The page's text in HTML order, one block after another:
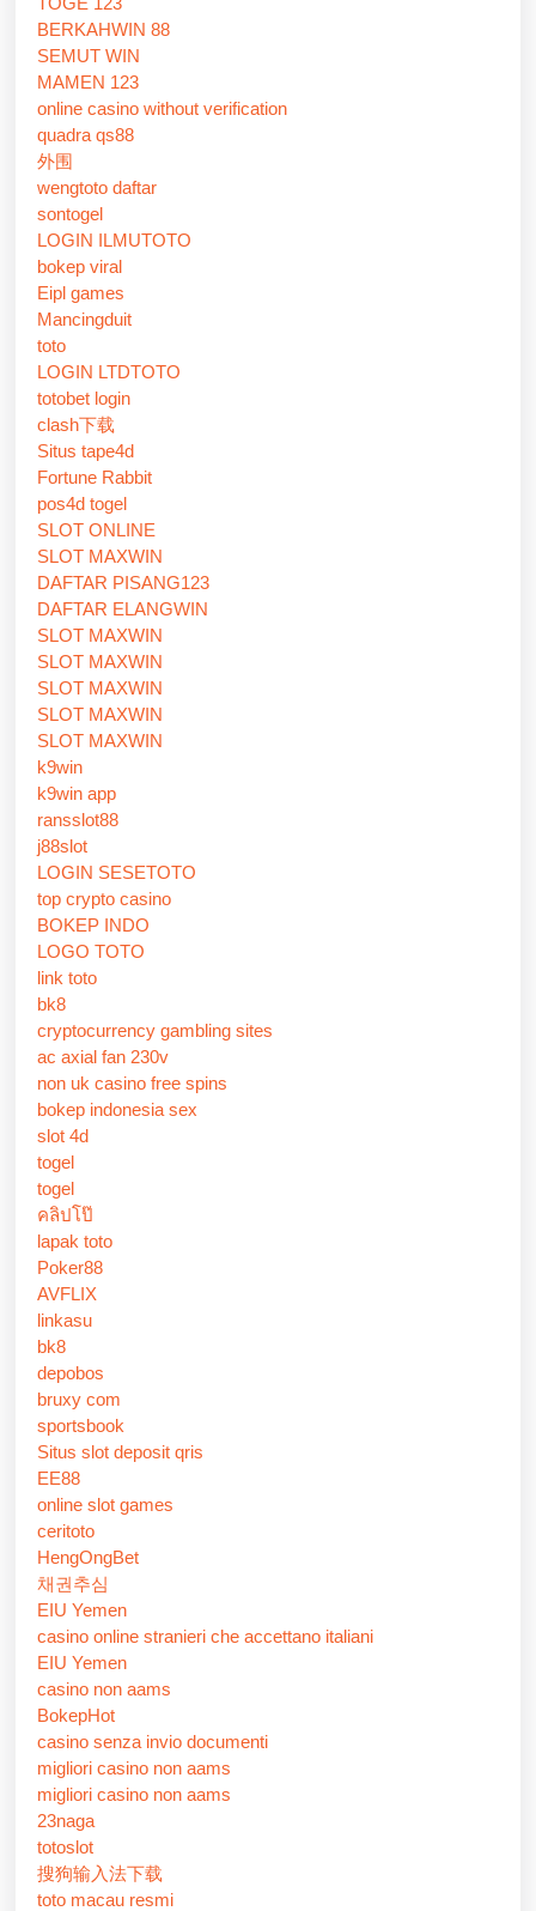
BERKAHWIN 88
SEMUT WIN
MAMEN 123
online casino without verification
quadra qs88
外围
wengtoto daftar
sontogel
LOGIN ILMUTOTO
bokep viral
Eipl games
Mancingduit
toto
LOGIN LTDTOTO
totobet login
clash下载
Situs tape4d
Fortune Rabbit
pos4d togel
SLOT ONLINE
SLOT MAXWIN
DAFTAR PISANG123
DAFTAR ELANGWIN
SLOT MAXWIN
SLOT MAXWIN
SLOT MAXWIN
SLOT MAXWIN
SLOT MAXWIN
k9win
k9win app
ransslot88
j88slot
LOGIN SESETOTO
top crypto casino
BOKEP INDO
LOGO TOTO
link toto
bk8
cryptocurrency gambling sites
ac axial fan 230v
non uk casino free spins
bokep indonesia sex
slot 4d
togel
togel
คลิปโป๊
lapak toto
Poker88
AVFLIX
linkasu
bk8
depobos
bruxy com
sportsbook
Situs slot deposit qris
EE88
online slot games
ceritoto
HengOngBet
채권추심
EIU Yemen
casino online stranieri che accettano italiani
EIU Yemen
casino non aams
BokepHot
casino senza invio documenti
migliori casino non aams
migliori casino non aams
23naga
totoslot
搜狗输入法下载
toto macau resmi